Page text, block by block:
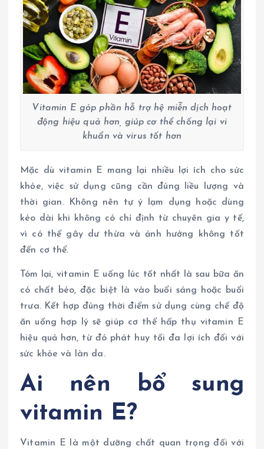
Vitamin E góp phần hỗ trợ hệ miễn dịch hoạt
động hiệu quả hơn, giúp cơ thể chống lại vi
khuẩn và virus tốt hơn
Mặc dù vitamin E mang lại nhiều lợi ích cho sức
khỏe, việc sử dụng cũng cần đúng liều lượng và
thời gian. Không nên tự ý lạm dụng hoặc dùng
kéo dài khi không có chỉ định từ chuyên gia y tế,
vì có thể gây dư thừa và ảnh hưởng không tốt
đến cơ thể.
Tóm lại, vitamin E uống lúc tốt nhất là sau bữa ăn
có chất béo, đặc biệt là vào buổi sáng hoặc buổi
trưa. Kết hợp đúng thời điểm sử dụng cùng chế độ
ăn uống hợp lý sẽ giúp cơ thể hấp thụ vitamin E
hiệu quả hơn, từ đó phát huy tối đa lợi ích đối với
sức khỏe và làn da.
Ai nên bổ sung
vitamin E?
Vitamin E là một dưỡng chất quan trọng đối với